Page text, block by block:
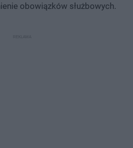
obowiązków służbowych.